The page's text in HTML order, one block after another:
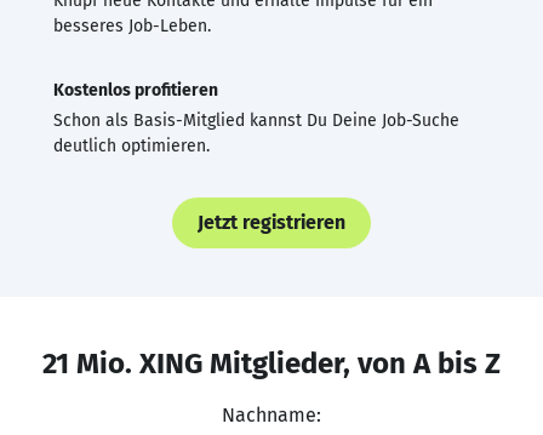
besseres Job-Leben.
Kostenlos profitieren
Schon als Basis-Mitglied kannst Du Deine Job-Suche
deutlich optimieren.
Jetzt registrieren
21 Mio. XING Mitglieder, von A bis Z
Nachname: